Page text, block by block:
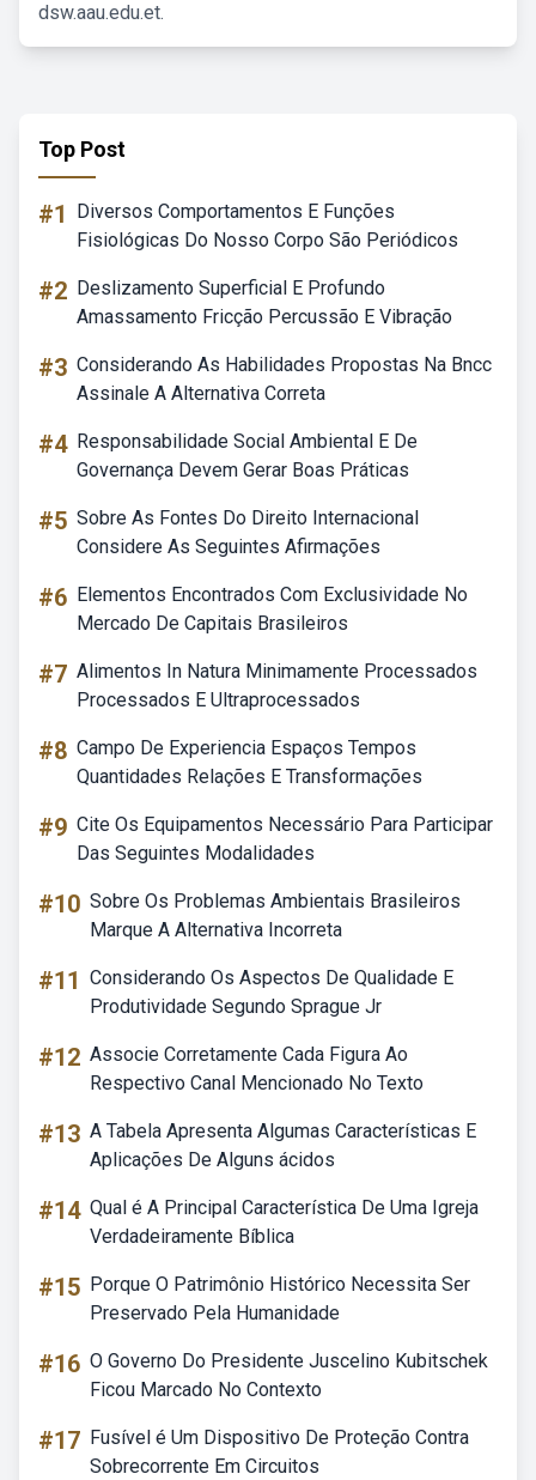
dsw.aau.edu.et.
Top Post
#1
Diversos Comportamentos E Funções
Fisiológicas Do Nosso Corpo São Periódicos
#2 Deslizamento Superficial E Profundo
Amassamento Fricção Percussão E Vibração
#3 Considerando As Habilidades Propostas Na Bncc
Assinale A Alternativa Correta
#4 Responsabilidade Social Ambiental E De
Governança Devem Gerar Boas Práticas
#5 Sobre As Fontes Do Direito Internacional
Considere As Seguintes Afirmações
#6 Elementos Encontrados Com Exclusividade No
Mercado De Capitais Brasileiros
#7 Alimentos In Natura Minimamente Processados
Processados E Ultraprocessados
#8 Campo De Experiencia Espaços Tempos
Quantidades Relações E Transformações
#9 Cite Os Equipamentos Necessário Para Participar
Das Seguintes Modalidades
#10 Sobre Os Problemas Ambientais Brasileiros
Marque A Alternativa Incorreta
#11 Considerando Os Aspectos De Qualidade E
Produtividade Segundo Sprague Jr
#12 Associe Corretamente Cada Figura Ao
Respectivo Canal Mencionado No Texto
#13 A Tabela Apresenta Algumas Características E
Aplicações De Alguns ácidos
#14 Qual é A Principal Característica De Uma Igreja
Verdadeiramente Bíblica
#15 Porque O Patrimônio Histórico Necessita Ser
Preservado Pela Humanidade
#16 O Governo Do Presidente Juscelino Kubitschek
Ficou Marcado No Contexto
#17 Fusível é Um Dispositivo De Proteção Contra
Sobrecorrente Em Circuitos